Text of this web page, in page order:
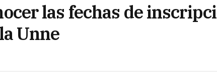
las fechas de
Unne